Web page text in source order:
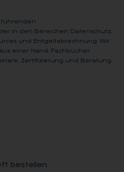
führenden
in den Bereichen Datenschutz,
und Entgeltabrechnung. Wir
einer Hand: Fachbücher,
Zertifizierung und Beratung.
bestellen